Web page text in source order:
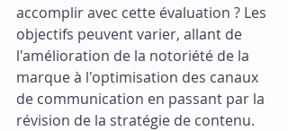
accomplir avec cette évaluation ? Les
objectifs peuvent varier, allant de
l'amélioration de la notoriété de la
marque à l'optimisation des canaux
de communication en passant par la
révision de la stratégie de contenu.